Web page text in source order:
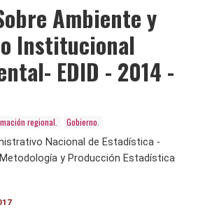
Ambiente y
Institucional
EDID - 2014 -
regional.
Gobierno.
Nacional de Estadística -
Metodología y Producción Estadística